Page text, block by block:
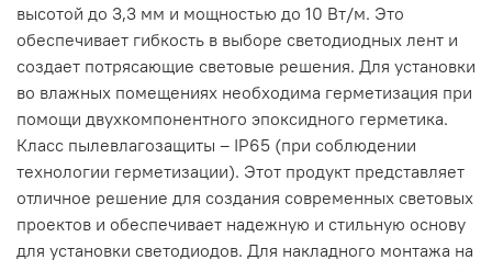
высотой до 3,3 мм и мощностью до 10 Вт/м. Это
обеспечивает гибкость в выборе светодиодных лент и
создает потрясающие световые решения. Для установки
во влажных помещениях необходима герметизация при
помощи двухкомпонентного эпоксидного герметика.
Класс пылевлагозащиты – IP65 (при соблюдении
технологии герметизации). Этот продукт представляет
отличное решение для создания современных световых
проектов и обеспечивает надежную и стильную основу
для установки светодиодов. Для накладного монтажа на